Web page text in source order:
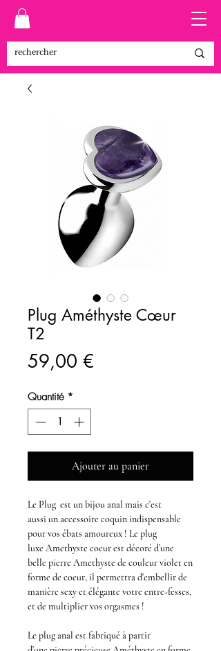
Plug Améthyste Cœur
T2
59,00 €
Quantité *
Ajouter au panier
Le Plug est unbijou anal mais c'est
aussi un accessoire coquin indispensable
pour vos ébats amoureux ! Le plug
luxe Amethyste coeurest décoré d’une
belle pierre Amethyste de couleur violet en
forme de coeur, il permettra d'embellir de
manière sexy et élégante votre entre-fesses,
et de multiplier vos orgasmes !
Le plug anal est fabriqué à partir